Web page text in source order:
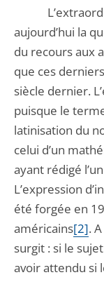
aujourd’hui la
du recours aux
que ces
siècle dernier.
puisque le
latinisation du
celui d’un
ayant rédigé
L’expression
été forgée en
américains[2].
surgit : si le
avoir attendu si